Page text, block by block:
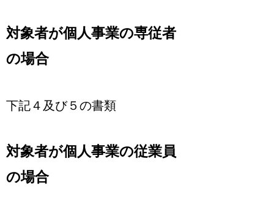
対象者が個人事業の専従者
の場合
下記４及び５の書類
対象者が個人事業の従業員
の場合